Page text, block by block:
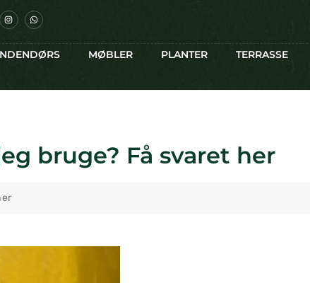
MØBLER PLANTER TERRASSE
bruge? Få svaret her